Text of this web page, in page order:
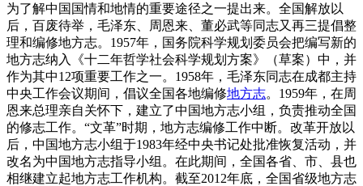
为了解中国国情和地情的重要途径之一提出来。全国解放以
后，百废待举，毛泽东、周恩来、董必武等同志又再三提倡整
理和编修地方志。1957年，国务院科学规划委员会把编写新的
地方志纳入《十二年哲学社会科学规划方案》（草案）中，并
作为其中12项重要工作之一。1958年，毛泽东同志在成都主持
中央工作会议期间，倡议全国各地编修地方志。1959年，在周
恩来总理亲自关怀下，建立了中国地方志小组，负责推动全国
的修志工作。“文革”时期，地方志编修工作中断。改革开放以
后，中国地方志小组于1983年经中央书记处批准恢复活动，并
改名为中国地方志指导小组。在此期间，全国各省、市、县也
相继建立起地方志工作机构。截至2012年底，全国省级地方志